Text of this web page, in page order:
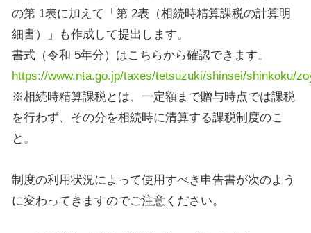
の第 1表に加えて「第 2表（相続時精算課税の計算明
細書）」も作成して提出します。
書式（令和 5年分）はこちらから確認できます。
https://www.nta.go.jp/taxes/tetsuzuki/shinsei/shinkoku/
※相続時精算課税とは、一定額まで贈与時点では課税
を行わず、その分を相続時に清算する課税制度のこ
と。
制度の利用状況によって使用すべき申告書が次のよう
に変わってきますのでご注意ください。